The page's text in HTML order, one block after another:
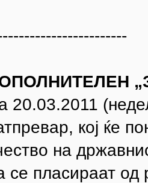
20.03.2011
кој ќе
на
се пласираат од